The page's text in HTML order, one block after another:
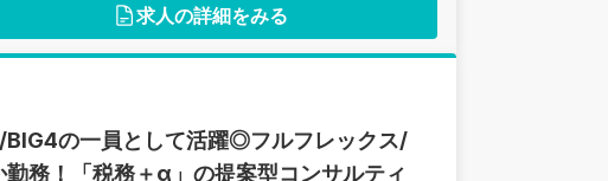
求人の詳細をみる
BIG4の一員として活躍◎フルフレックス/
務！「税務＋α」の提案型コンサルティ